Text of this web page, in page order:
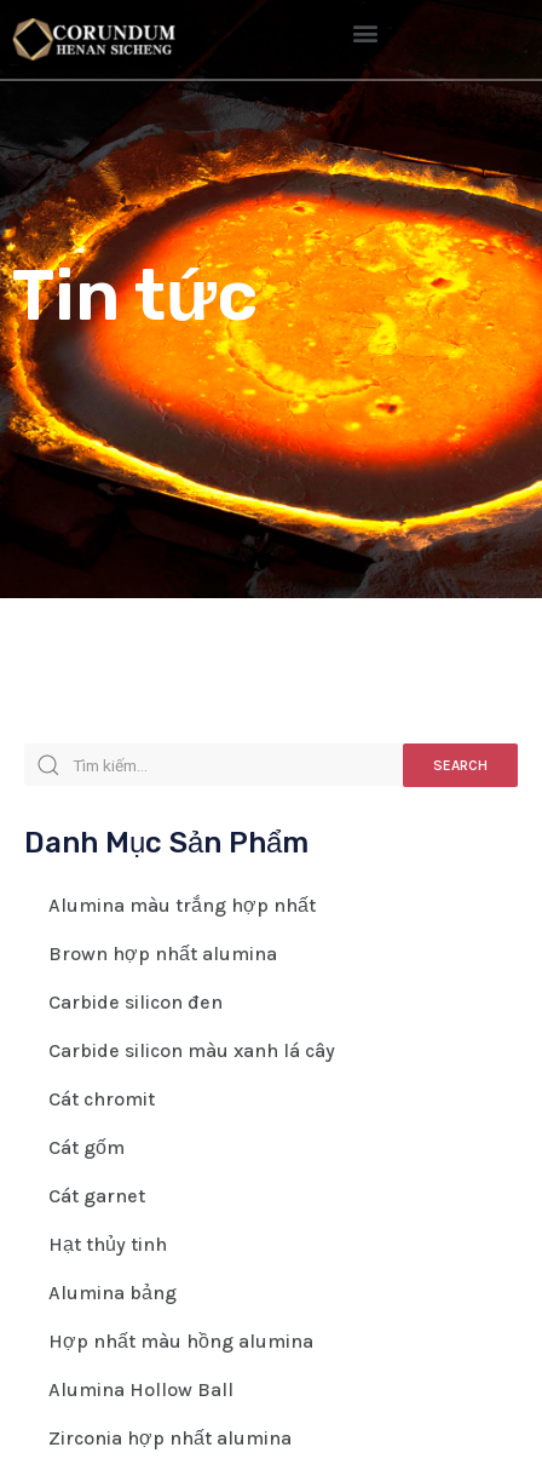
Tin tức
SEARCH
Danh Mục Sản Phẩm
Alumina màu trắng hợp nhất
Brown hợp nhất alumina
Carbide silicon đen
Carbide silicon màu xanh lá cây
Cát chromit
Cát gốm
Cát garnet
Hạt thủy tinh
Alumina bảng
Hợp nhất màu hồng alumina
Alumina Hollow Ball
Zirconia hợp nhất alumina